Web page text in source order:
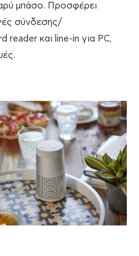
μπάσο. Προσφέρει
σύνδεσης/
reader και line-in για PC,